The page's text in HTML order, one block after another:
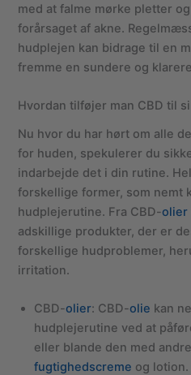
med at falme mørke pletter
forårsaget af akne.
hudplejen kan bidrage til en
fremme en sundere og
Hvordan tilføjer man CBD til
Nu hvor du har hørt om alle
for huden, spekulerer du
indarbejde det i din rutine.
forskellige former, som nemt
hudplejerutine. Fra CBD-olier
adskillige produkter, der er
forskellige hudproblemer,
irritation.
CBD-olier: CBD-olie kan
hudplejerutine ved at
eller blande den med
fugtighedscreme og